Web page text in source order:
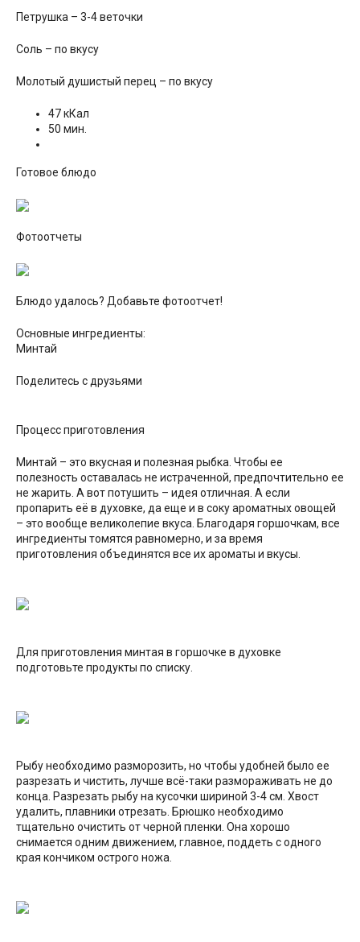
Петрушка – 3-4 веточки
Соль – по вкусу
Молотый душистый перец – по вкусу
47 кКал
50 мин.
Готовое блюдо
Фотоотчеты
Блюдо удалось? Добавьте фотоотчет!
Основные ингредиенты:
Минтай
Поделитесь с друзьями
Процесс приготовления
Минтай – это вкусная и полезная рыбка. Чтобы ее
полезность оставалась не истраченной, предпочтительно ее
не жарить. А вот потушить – идея отличная. А если
пропарить её в духовке, да еще и в соку ароматных овощей
– это вообще великолепие вкуса. Благодаря горшочкам, все
ингредиенты томятся равномерно, и за время
приготовления объединятся все их ароматы и вкусы.
Для приготовления минтая в горшочке в духовке
подготовьте продукты по списку.
Рыбу необходимо разморозить, но чтобы удобней было ее
разрезать и чистить, лучше всё-таки размораживать не до
конца. Разрезать рыбу на кусочки шириной 3-4 см. Хвост
удалить, плавники отрезать. Брюшко необходимо
тщательно очистить от черной пленки. Она хорошо
снимается одним движением, главное, поддеть с одного
края кончиком острого ножа.